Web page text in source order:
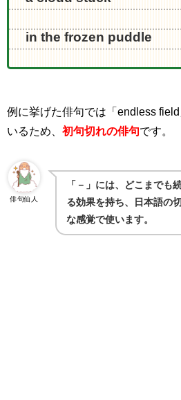
in the frozen puddle
例に挙げた俳句では「 endless field
いるため、 初句切れの俳句です。
俳句仙人
「－」には、どこまでも
る効果を持ち、日本語の
な感覚で使います。